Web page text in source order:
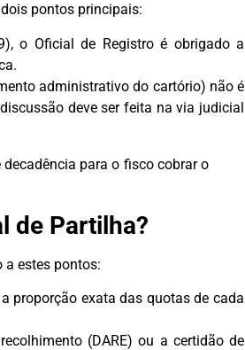
pontos principais:
o Oficial de Registro é obrigado a
administrativo do cartório) não é
deve ser feita na via judicial
para o fisco cobrar o
de Partilha?
a estes pontos:
proporção exata das quotas de cada
(DARE) ou a certidão de